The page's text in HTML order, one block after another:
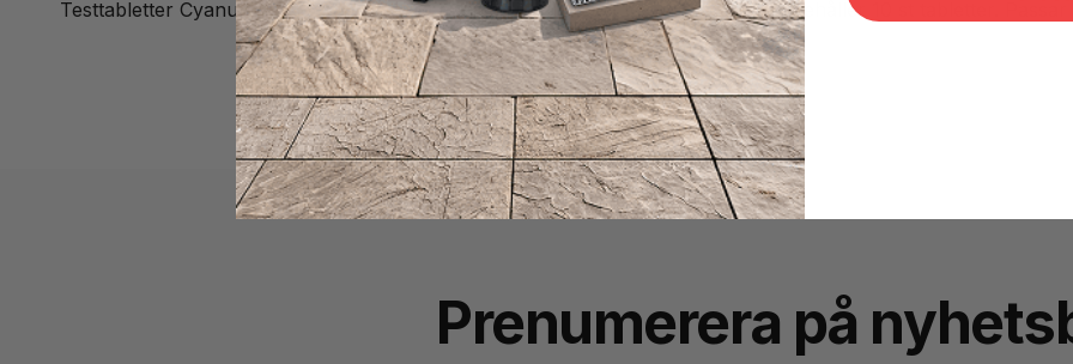
Testtabletter Cyanursyra för Cyanursyra mätning i fotometer 10 ark, varje ark innehåller 10 st tabletter.
Prenumerera på